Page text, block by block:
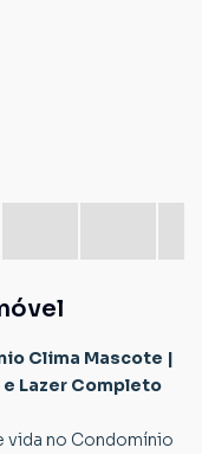
Clima Mascote |
Lazer Completo
vida no Condomínio